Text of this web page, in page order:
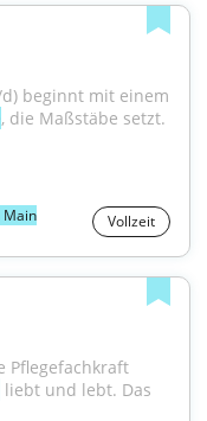
beginnt mit einem
, die Maßstäbe setzt.
Main Vollzeit
Pflegefachkraft
liebt und lebt. Das